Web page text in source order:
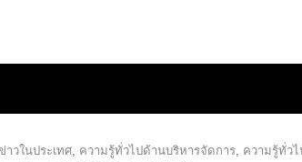
าวในประเทศ, ความรู้ทั่วไปด้านบริหารจัดการ, ความรู้ทั่วไ